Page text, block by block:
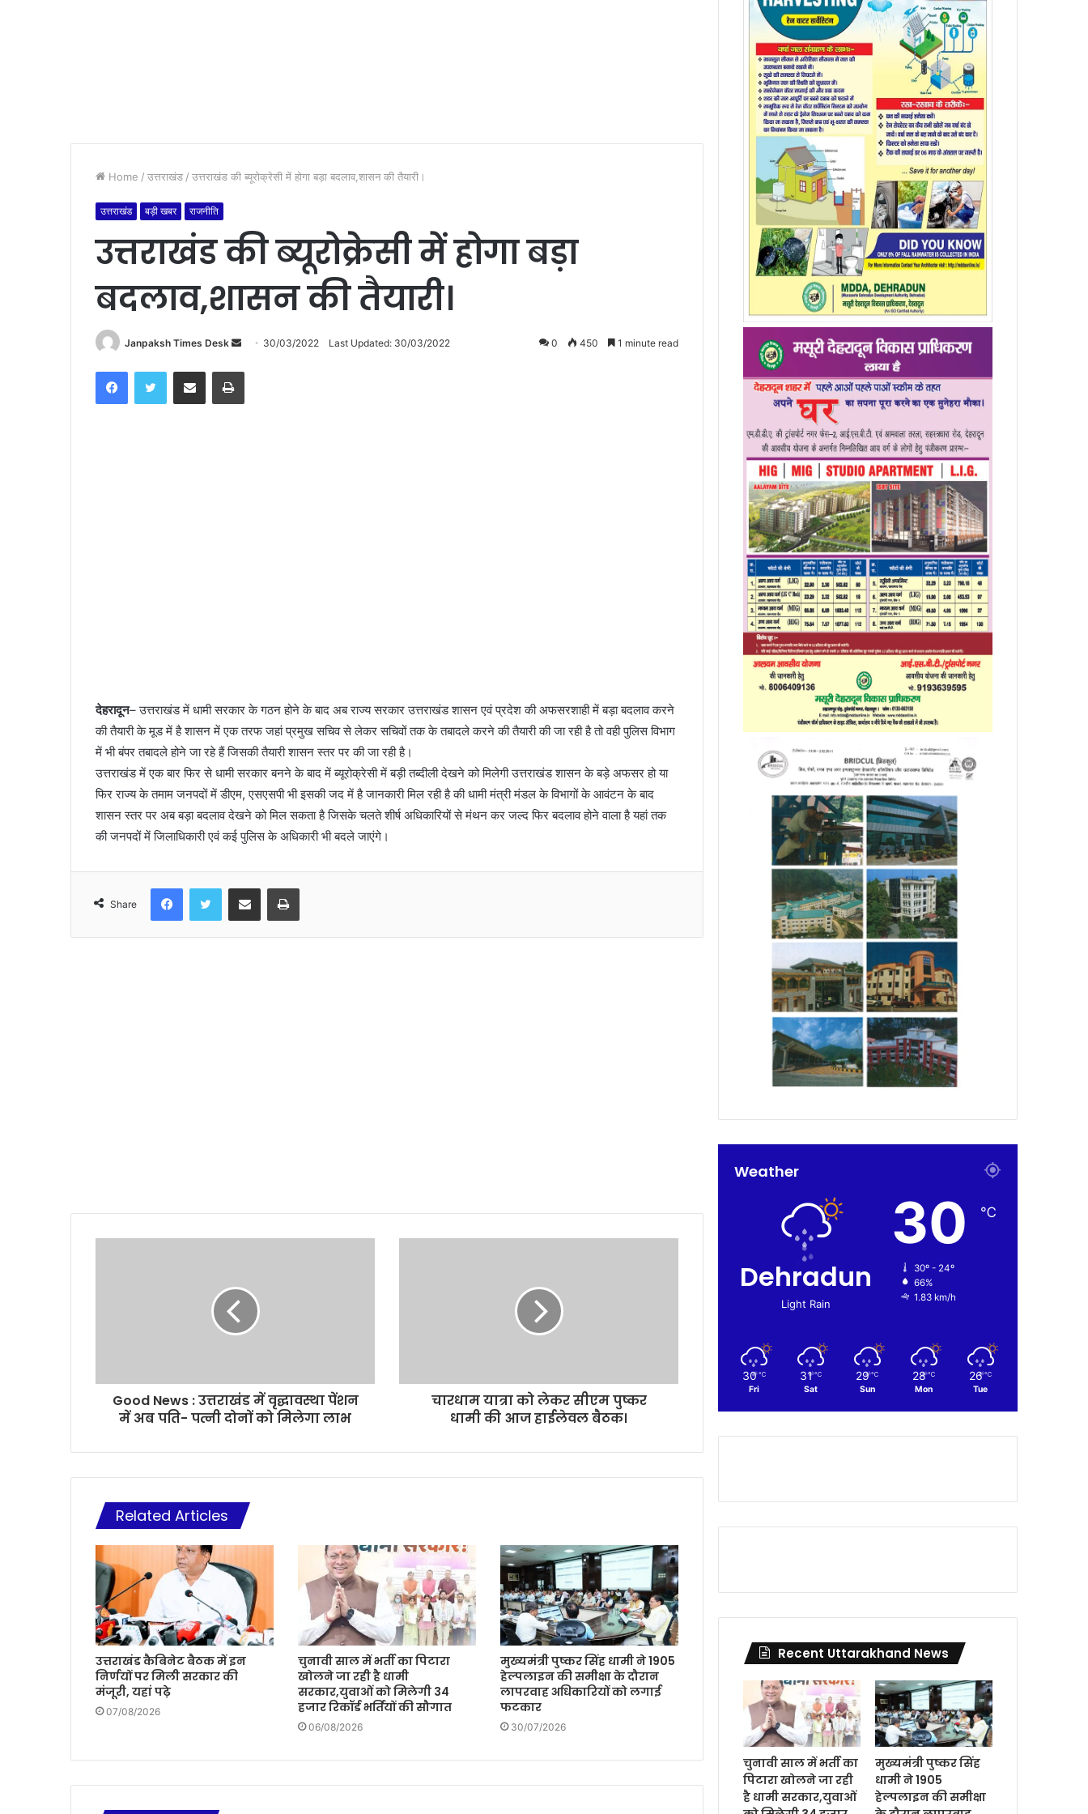
Home / उत्तराखंड / उत्तराखंड की ब्यूरोक्रेसी में होगा बड़ा बदलाव,शासन की तैयारी।
उत्तराखंड बड़ी खबर राजनीति
उत्तराखंड की ब्यूरोक्रेसी में होगा बड़ा
बदलाव,शासन की तैयारी।
Janpaksh Times Desk
d
30/03/2022 Last Updated: 30/03/2022 0 450 1 minute read
देहरादून– उत्तराखंड में धामी सरकार के गठन होने के बाद अब राज्य सरकार उत्तराखंड शासन एवं प्रदेश की अफसरशाही में बड़ा बदलाव करने
की तैयारी के मूड में है शासन में एक तरफ जहां प्रमुख सचिव से लेकर सचिवों तक के तबादले करने की तैयारी की जा रही है तो वही पुलिस विभाग
में भी बंपर तबादले होने जा रहे हैं जिसकी तैयारी शासन स्तर पर की जा रही है।
उत्तराखंड में एक बार फिर से धामी सरकार बनने के बाद में ब्यूरोक्रेसी में बड़ी तब्दीली देखने को मिलेगी उत्तराखंड शासन के बड़े अफसर हो या
फिर राज्य के तमाम जनपदों में डीएम, एसएसपी भी इसकी जद में है जानकारी मिल रही है की धामी मंत्री मंडल के विभागों के आवंटन के बाद
शासन स्तर पर अब बड़ा बदलाव देखने को मिल सकता है जिसके चलते शीर्ष अधिकारियों से मंथन कर जल्द फिर बदलाव होने वाला है यहां तक
की जनपदों में जिलाधिकारी एवं कई पुलिस के अधिकारी भी बदले जाएंगे।
Share
Good News : उत्तराखंड में वृद्घावस्था पेंशन
में अब पति- पत्नी दोनों को मिलेगा लाभ
चारधाम यात्रा को लेकर सीएम पुष्कर
धामी की आज हाईलेवल बैठक।
Related Articles
उत्तराखंड कैबिनेट बैठक में इन
निर्णयों पर मिली सरकार की
मंजूरी, यहां पढ़े
07/08/2026
चुनावी साल में भर्ती का पिटारा
खोलने जा रही है धामी
सरकार,युवाओं को मिलेगी 34
हजार रिकॉर्ड भर्तियों की सौगात
06/08/2026
मुख्यमंत्री पुष्कर सिंह धामी ने 1905
हेल्पलाइन की समीक्षा के दौरान
लापरवाह अधिकारियों को लगाई
फटकार
30/07/2026
Weather
Dehradun
Light Rain
30 ℃
30º - 24º
66%
1.83 km/h
30 ℃
Fri
31 ℃
Sat
29 ℃
Sun
28 ℃
Mon
26 ℃
Tue
Recent Uttarakhand News
चुनावी साल में भर्ती का
पिटारा खोलने जा रही
है धामी सरकार,युवाओं
मुख्यमंत्री पुष्कर सिंह
धामी ने 1905
हेल्पलाइन की समीक्षा